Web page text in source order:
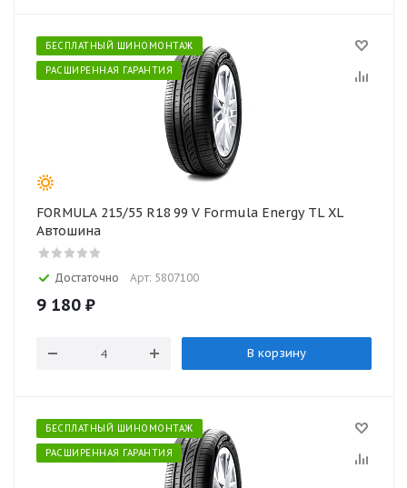
БЕСПЛАТНЫЙ ШИНОМОНТАЖ
РАСШИРЕННАЯ ГАРАНТИЯ
FORMULA 215/55 R18 99 V Formula Energy TL XL
Автошина
Достаточно Арт: 5807100
9 180 ₽
В корзину
БЕСПЛАТНЫЙ ШИНОМОНТАЖ
РАСШИРЕННАЯ ГАРАНТИЯ